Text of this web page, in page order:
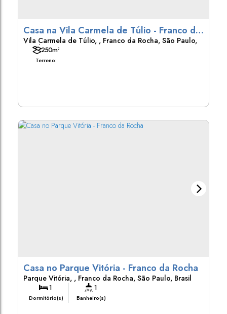
Casa na Vila Carmela de Túlio - Franco da
Rocha
Vila Carmela de Túlio , Franco da Rocha, São Paulo,
Brasil
Terreno:
250m²
Casa no Parque Vitória - Franco da Rocha
Parque Vitória , Franco da Rocha, São Paulo, Brasil
1
Dormitório(s)
1
Banheiro(s)